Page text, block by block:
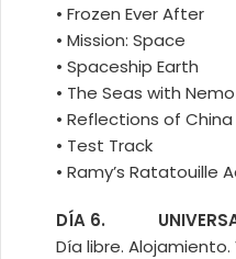
• Frozen Ever After
• Mission: Space
• Spaceship Earth
• The Seas with
• Reflections of China
• Test Track
• Ramy’s Ratatouille
DÍA 6.
Día libre.